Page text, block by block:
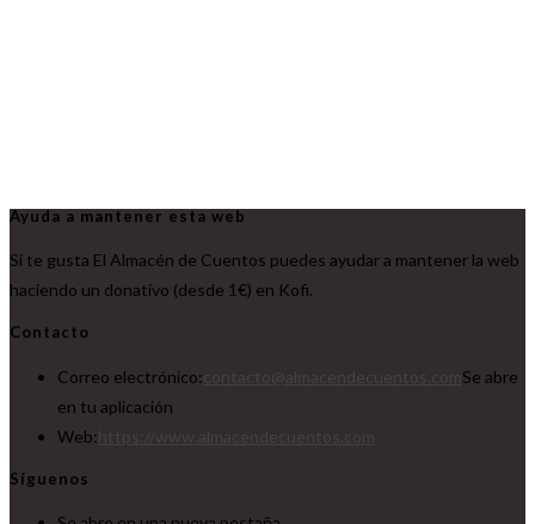
Ayuda a mantener esta web
Si te gusta El Almacén de Cuentos puedes ayudar a mantener la web
haciendo un donativo (desde 1€) en Kofi.
Contacto
Correo electrónico:
Se abre
en tu aplicación
Web:
Síguenos